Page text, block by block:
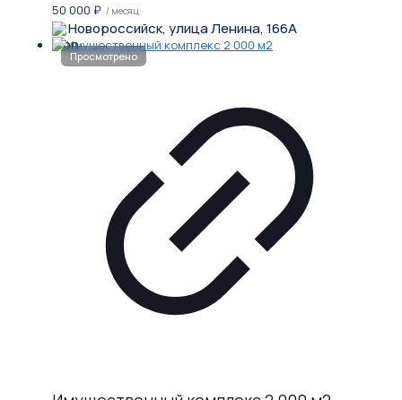
50 000 ₽ / месяц
Новороссийск, улица Ленина, 166А